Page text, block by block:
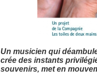
Un musicien qui
crée des instants
souvenirs, met en